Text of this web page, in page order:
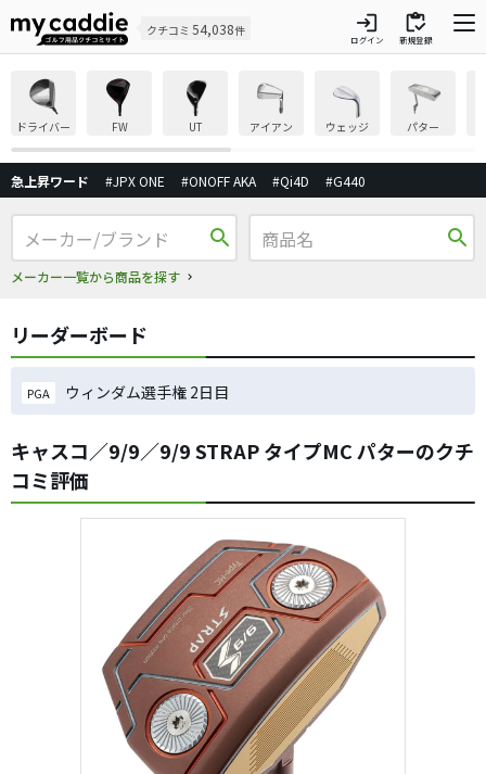
クチコミ 54,038件 login
ログイン
inventory
新規登録
ドライバー FW UT アイアン ウェッジ パター
急上昇ワード #JPX ONE #ONOFF AKA #Qi4D #G440
search
メーカー一覧から商品を探す
search
リーダーボード
PGA ウィンダム選手権 2日目
キャスコ／9/9／9/9 STRAP タイプMC パターのクチ
コミ評価